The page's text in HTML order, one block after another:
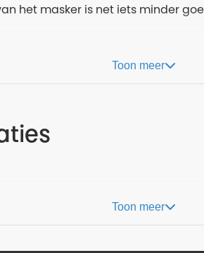
het masker is net iets minder
Toon meer
Toon meer